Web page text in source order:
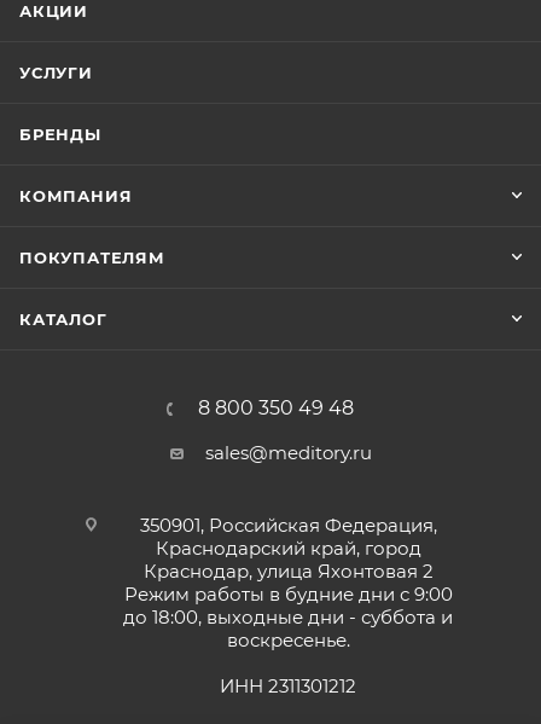
АКЦИИ
УСЛУГИ
БРЕНДЫ
КОМПАНИЯ
ПОКУПАТЕЛЯМ
КАТАЛОГ
8 800 350 49 48
sales@meditory.ru
350901, Российская Федерация,
Краснодарский край, город
Краснодар, улица Яхонтовая 2
Режим работы в будние дни с 9:00
до 18:00, выходные дни - суббота и
воскресенье.
ИНН 2311301212